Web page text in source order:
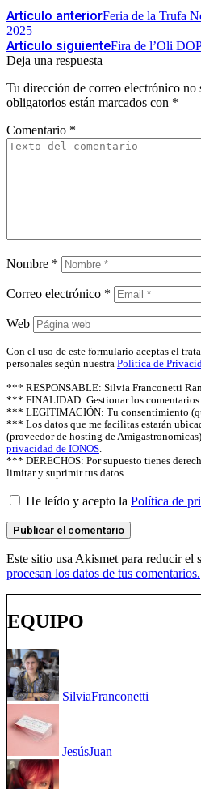
Artículo anteriorFeria de la Trufa
2025
Artículo siguienteFira de l’Oli
Deja una respuesta
Tu dirección de correo electrónico no
obligatorios están marcados con *
Comentario *
Nombre *
Correo electrónico *
Web
Con el uso de este formulario aceptas el
personales según nuestra Política de
*** RESPONSABLE: Silvia Franconetti
*** FINALIDAD: Gestionar los comentarios
*** LEGITIMACIÓN: Tu consentimiento
*** Los datos que me facilitas estarán
(proveedor de hosting de
privacidad de IONOS.
*** DERECHOS: Por supuesto tienes
limitar y suprimir tus datos.
He leído y acepto la Política de
Este sitio usa Akismet para reducir el
procesan los datos de tus comentarios.
EQUIPO
SilviaFranconetti
JesúsJuan